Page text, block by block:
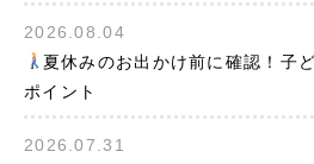
2026.08.04
夏休みのお出かけ前に確認！子
ポイント
2026.07.31